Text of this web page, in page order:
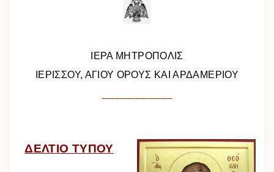
ΙΕΡΑ ΜΗΤΡΟΠΟΛΙΣ
ΙΕΡΙΣΣΟΥ, ΑΓΙΟΥ ΟΡΟΥΣ ΚΑΙ ΑΡΔΑΜΕΡΙΟΥ
ΔΕΛΤΙΟ ΤΥΠΟΥ